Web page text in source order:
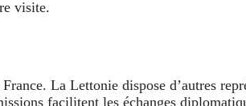
visite.
La Lettonie dispose d’autres
facilitent les échanges